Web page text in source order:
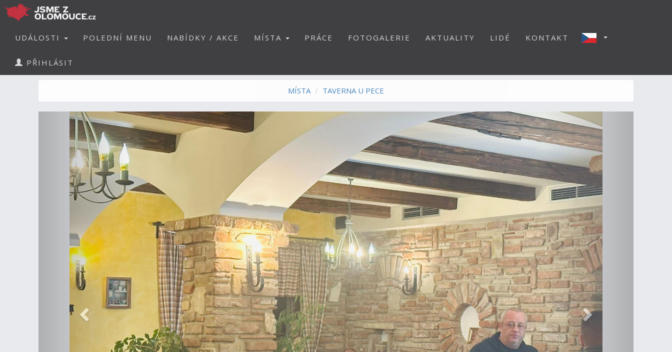
UDÁLOSTI POLEDNÍ MENU NABÍDKY / AKCE MÍSTA PRÁCE FOTOGALERIE AKTUALITY LIDÉ KONTAKT
PŘIHLÁSIT
MÍSTA TAVERNA U PECE
Předchozí Další